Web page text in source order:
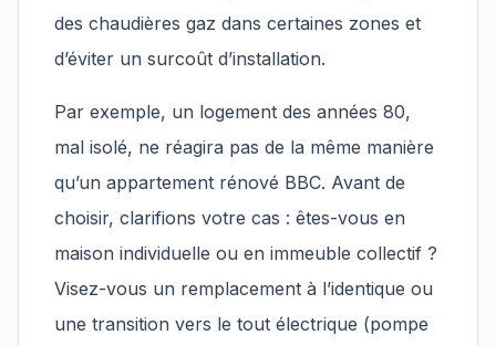
des chaudières gaz dans certaines zones et
d’éviter un surcoût d’installation.
Par exemple, un logement des années 80,
mal isolé, ne réagira pas de la même manière
qu’un appartement rénové BBC. Avant de
choisir, clarifions votre cas : êtes-vous en
maison individuelle ou en immeuble collectif ?
Visez-vous un remplacement à l’identique ou
une transition vers le tout électrique (pompe